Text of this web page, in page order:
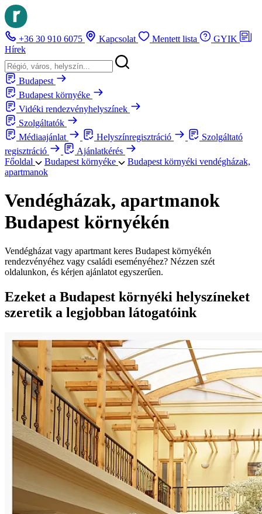
+36 30 910 6075 Kapcsolat Mentett lista
GYIK
Hírek
Budapest
Budapest környéke
Vidéki rendezvényhelyszínek
Szolgáltatók
Médiaajánlat
Helyszínregisztráció
Szolgáltató
regisztráció
Ajánlatkérés
Főoldal
Budapest környéke
Budapest környéki vendégházak,
apartmanok
Vendégházak, apartmanok
Budapest környékén
Vendégházat vagy apartmant keres Budapest környékén
rendezvényéhez vagy családi eseményéhez? Nézzen szét
oldalunkon, és kérjen ajánlatot egyszerűen.
Ezeket a Budapest környéki helyszíneket
szeretik a legjobban látogatóink